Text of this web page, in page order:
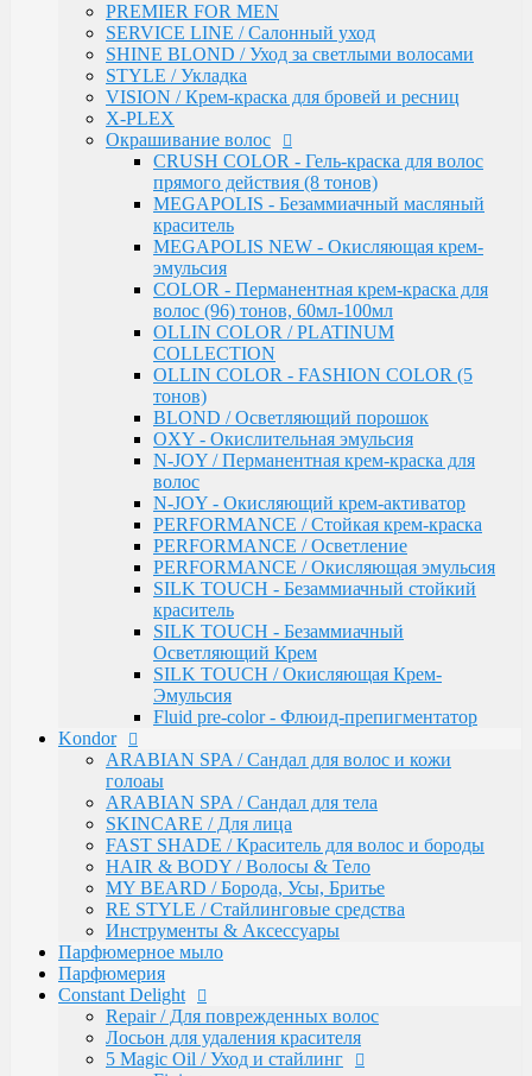
PERFORMANCE / Стойкая крем-краска
PERFORMANCE / Осветление
PERFORMANCE / Окисляющая эмульсия
SILK TOUCH - Безаммиачный стойкий
краситель
SILK TOUCH - Безаммиачный
Осветляющий Крем
SILK TOUCH / Окисляющая Крем-Эмульсия
Fluid pre-color - Флюид-препигментатор
ARABIAN SPA / Сандал для волос и кожи голоаы
ARABIAN SPA / Сандал для тела
SKINCARE / Для лица
FAST SHADE / Краситель для волос и бороды
HAIR & BODY / Волосы & Тело
MY BEARD / Борода, Усы, Бритье
RE STYLE / Стайлинговые средства
Инструменты & Аксессуары
Парфюмерное мыло
Парфюмерия
Constant Delight
Repair / Для поврежденных волос
Лосьон для удаления красителя
5 Magic Oil / Уход и стайлинг
Fixing
Pre-Styling
Styling
BARBER & MEN'S / Косметика для мужчин
C-Line / Сохранение цвета
Лаки для волос
Oxigent / Оксигенты
Осветляющий порошок
Delight TRIONFO / Окрашивания волос
Краска для бровей
Crema Colorante Vit C / Краситель с витамином С
кашемиром и алоэ
Olio Colorante / Масло для окрашивания волос
Delightex / Мультивитаминная защита
Крио Терапия
SPA / Терапия с шелком
Серия против выпадения
Восстановление волос
Intensive
Bio Flowers Water / Уход за волосами
Be Wavy / Химическая завивка
Одноразовая продукция
Lador
Бальзамы и кондиционеры
Защита, Лечения и Восстановления
Маски
PREMIER FOR MEN
SERVICE LINE / Салонный уход
SHINE BLOND / Уход за светлыми волосами
STYLE / Укладка
VISION / Крем-краска для бровей и ресниц
X-PLEX
Окрашивание волос
CRUSH COLOR - Гель-краска для волос
прямого действия (8 тонов)
MEGAPOLIS - Безаммиачный масляный
краситель
MEGAPOLIS NEW - Окисляющая крем-
эмульсия
COLOR - Перманентная крем-краска для
волос (96) тонов, 60мл-100мл
OLLIN COLOR / PLATINUM
COLLECTION
OLLIN COLOR - FASHION COLOR (5
тонов)
BLOND / Осветляющий порошок
OXY - Окислительная эмульсия
N-JOY / Перманентная крем-краска для
волос
N-JOY - Окисляющий крем-активатор
PERFORMANCE / Стойкая крем-краска
PERFORMANCE / Осветление
PERFORMANCE / Окисляющая эмульсия
SILK TOUCH - Безаммиачный стойкий
краситель
SILK TOUCH - Безаммиачный
Осветляющий Крем
SILK TOUCH / Окисляющая Крем-
Эмульсия
Fluid pre-color - Флюид-препигментатор
Kondor
ARABIAN SPA / Сандал для волос и кожи
голоаы
ARABIAN SPA / Сандал для тела
SKINCARE / Для лица
FAST SHADE / Краситель для волос и бороды
HAIR & BODY / Волосы & Тело
MY BEARD / Борода, Усы, Бритье
RE STYLE / Стайлинговые средства
Инструменты & Аксессуары
Парфюмерное мыло
Парфюмерия
Constant Delight
Repair / Для поврежденных волос
Лосьон для удаления красителя
5 Magic Oil / Уход и стайлинг